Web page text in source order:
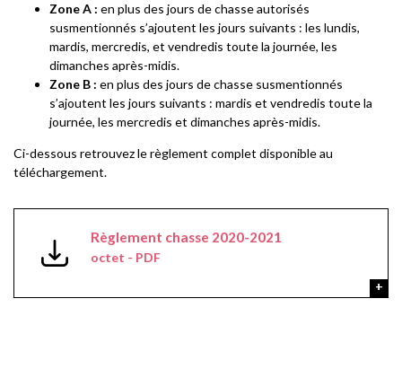
Zone A : en plus des jours de chasse autorisés
susmentionnés s’ajoutent les jours suivants : les lundis,
mardis, mercredis, et vendredis toute la journée, les
dimanches après-midis.
Zone B : en plus des jours de chasse susmentionnés
s’ajoutent les jours suivants : mardis et vendredis toute la
journée, les mercredis et dimanches après-midis.
Ci-dessous retrouvez le règlement complet disponible au
téléchargement.
Règlement chasse 2020-2021
octet - PDF